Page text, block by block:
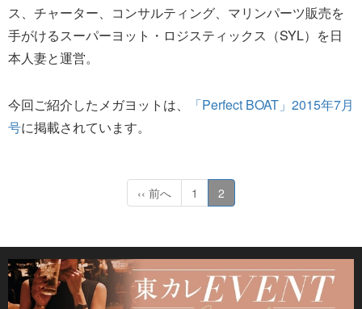
ス、チャーター、コンサルティング、マリンパーツ販売を
手がけるスーパーヨット・ロジスティックス（SYL）を日
本人妻と運営。
今回ご紹介したメガヨットは、
「Perfect BOAT」2015年7月
号に掲載されています。
‹‹ 前へ 1 2